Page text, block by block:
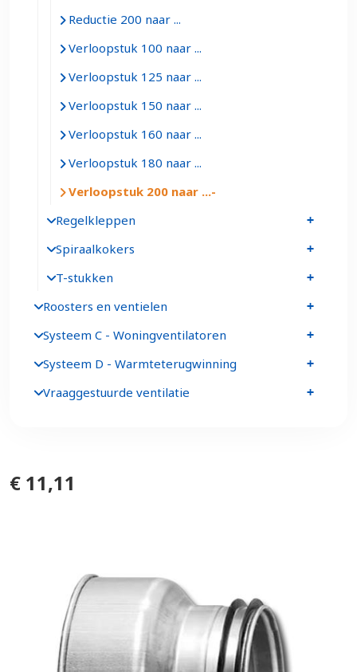
€ 11,11
Reductie 200 naar ...
Verloopstuk 100 naar ...
Verloopstuk 125 naar ...
Verloopstuk 150 naar ...
Verloopstuk 160 naar ...
Verloopstuk 180 naar ...
Verloopstuk 200 naar ...
Regelkleppen
Spiraalkokers
T-stukken
Roosters en ventielen
Systeem C - Woningventilatoren
Systeem D - Warmteterugwinning
Vraaggestuurde ventilatie